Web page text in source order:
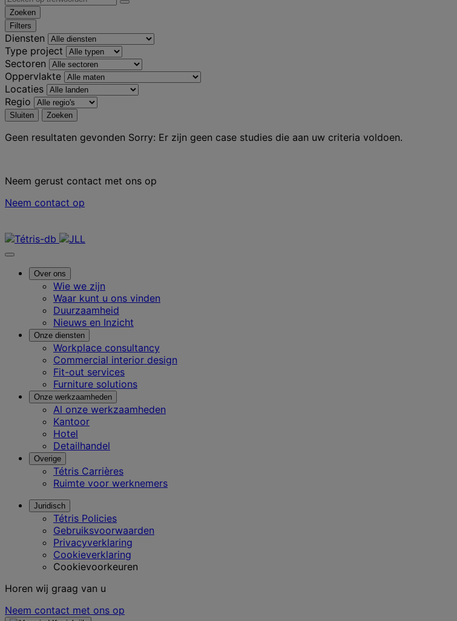
Zoeken
Filters
Diensten
Type project
Sectoren
Oppervlakte
Locaties
Regio
Sluiten Zoeken
Geen resultaten gevonden Sorry: Er zijn geen case studies die aan uw criteria voldoen.
Neem gerust contact met ons op
Neem contact op
Over ons
Wie we zijn
Waar kunt u ons vinden
Duurzaamheid
Nieuws en Inzicht
Onze diensten
Workplace consultancy
Commercial interior design
Fit-out services
Furniture solutions
Onze werkzaamheden
Al onze werkzaamheden
Kantoor
Hotel
Detailhandel
Overige
Tétris Carrières
Ruimte voor werknemers
Juridisch
Tétris Policies
Gebruiksvoorwaarden
Privacyverklaring
Cookieverklaring
Cookievoorkeuren
Horen wij graag van u
Neem contact met ons op